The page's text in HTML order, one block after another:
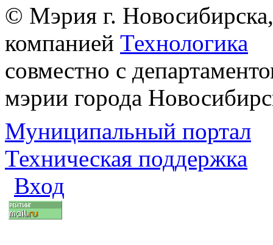
© Мэрия г.
компанией Технологика
совместно с
мэрии города
Муниципальный портал
Техническая поддержка
Вход